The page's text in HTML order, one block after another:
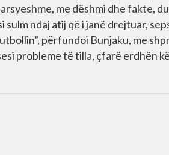
me dëshmi dhe fakte,
ndaj atij që i janë drejtuar,
përfundoi Bunjaku, me
probleme të tilla, çfarë erdhën